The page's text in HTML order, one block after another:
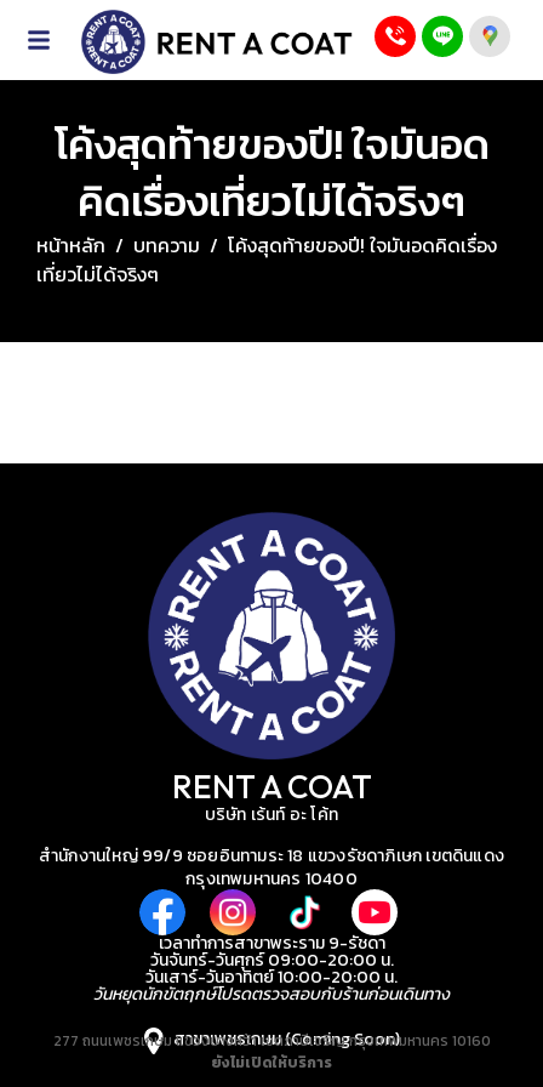
โค้งสุดท้ายของปี! ใจมันอด
คิดเรื่องเที่ยวไม่ได้จริงๆ
หน้าหลัก / บทความ / โค้งสุดท้ายของปี! ใจมันอดคิดเรื่อง
เที่ยวไม่ได้จริงๆ
RENT A COAT
บริษัท เร้นท์ อะ โค้ท
สำนักงานใหญ่ 99/9 ซอยอินทามระ 18 แขวงรัชดาภิเษก เขตดินแดง
กรุงเทพมหานคร 10400
เวลาทำการสาขาพระราม 9-รัชดา
วันจันทร์-วันศุกร์ 09:00-20:00 น.
วันเสาร์-วันอาทิตย์ 10:00-20:00 น.
วันหยุดนักขัตฤกษ์โปรดตรวจสอบกับร้านก่อนเดินทาง
สาขาเพชรเกษม (Coming Soon)
277 ถนนเพชรเกษม แขวงบางหว้า เขตภาษีเจริญ กรุงเทพมหานคร 10160
ยังไม่เปิดให้บริการ